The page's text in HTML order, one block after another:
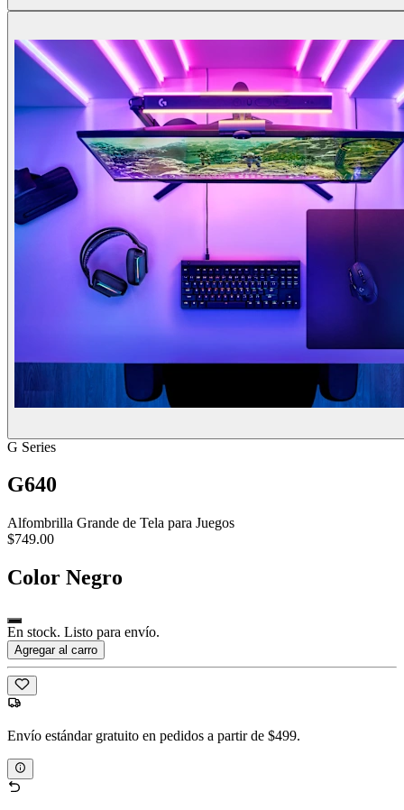
G Series
G640
Alfombrilla Grande de Tela para Juegos
$749.00
Color Negro
En stock. Listo para envío.
Agregar al carro
Envío estándar gratuito en pedidos a partir de $499.